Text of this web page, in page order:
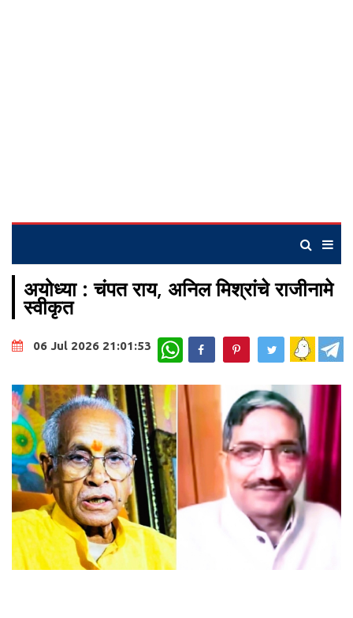
अयोध्या : चंपत राय, अनिल मिश्रांचे राजीनामे
स्वीकृत
06 Jul 2026 21:01:53 WhatsApp